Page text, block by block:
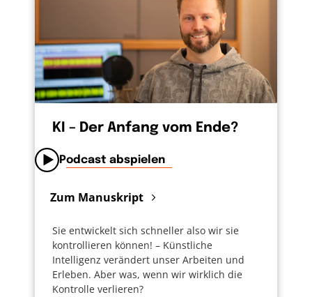
KI – Der Anfang vom Ende?
Podcast abspielen
Zum Manuskript
Sie entwickelt sich schneller also wir sie
kontrollieren können! – Künstliche
Intelligenz verändert unser Arbeiten und
Erleben. Aber was, wenn wir wirklich die
Kontrolle verlieren?